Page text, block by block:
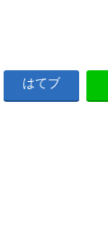
はてブ